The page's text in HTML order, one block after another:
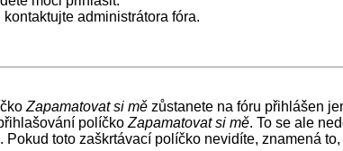
administrátora fóra.
Zapamatovat si mě zůstanete na fóru přihlášen
políčko Zapamatovat si mě. To se ale
toto zaškrtávací políčko nevidíte, znamená